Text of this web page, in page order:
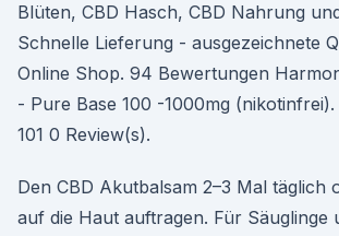
Blüten, CBD Hasch, CBD Nahrung
Schnelle Lieferung - ausgezeichnete
Online Shop. 94 Bewertungen
- Pure Base 100 -1000mg
101 0 Review(s).
Den CBD Akutbalsam 2–3 Mal täglich
auf die Haut auftragen. Für Säuglinge